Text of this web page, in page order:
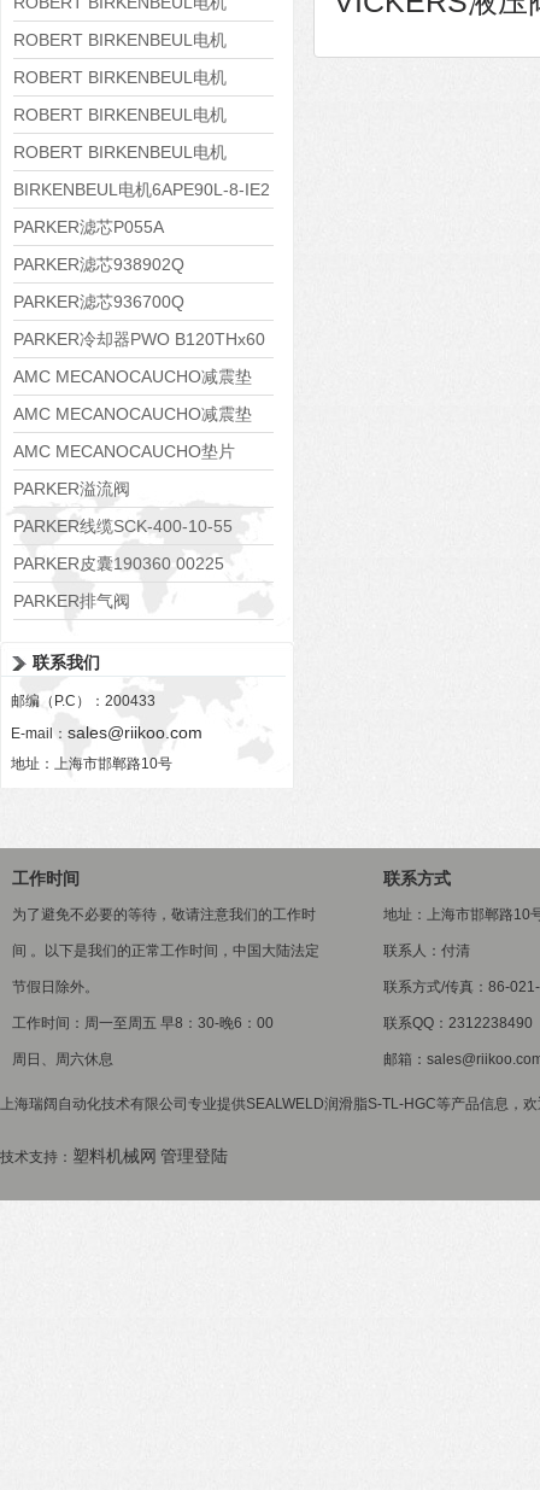
8APE160L-4-IE3
ROBERT BIRKENBEUL电机
8APE112M-6K-IE3
ROBERT BIRKENBEUL电机
8APE100L-2 IE3
ROBERT BIRKENBEUL电机
8APE90S-4 IE3
ROBERT BIRKENBEUL电机
8APE80M-2K-IE3
BIRKENBEUL电机6APE90L-8-IE2
PARKER滤芯P055A
PARKER滤芯938902Q
PARKER滤芯936700Q
PARKER冷却器PWO B120THx60
AMC MECANOCAUCHO减震垫
138552
AMC MECANOCAUCHO减震垫
138551
AMC MECANOCAUCHO垫片
608074
PARKER溢流阀
RE06M35W2N1KWXG087
PARKER线缆SCK-400-10-55
PARKER皮囊190360 00225
PARKER排气阀
联系我们
邮编（P.C）：200433
E-mail： sales@riikoo.com
地址：上海市邯郸路10号
工作时间
为了避免不必要的等待，敬请注意我们的工作时
间 。以下是我们的正常工作时间，中国大陆法定
节假日除外。
工作时间：周一至周五 早8：30-晚6：00
周日、周六休息
联系方式
地址：上海市邯郸路10
联系人：付清
联系方式/传真：86-
联系QQ：2312238490
邮箱：
上海瑞阔自动化技术有限公司专业提供SEALWELD润滑脂S-TL-HGC等产品信息，
技术支持： 塑料机械网 管理登陆